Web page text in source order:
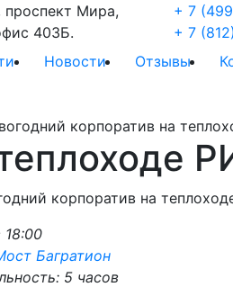
проспект Мира,
403Б.
+ 7
+ 7
Новости Отзывы
корпоратив на
корпоратив на
18:00
Багратион
5 часов